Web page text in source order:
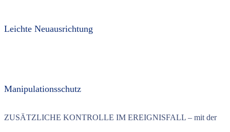
Leichte Neuaus­richtung
Manipulationsschutz
ZUSÄTZLICHE KONTROLLE IM EREIGNISFALL – mit der